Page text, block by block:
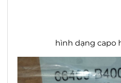
hình dạng capo